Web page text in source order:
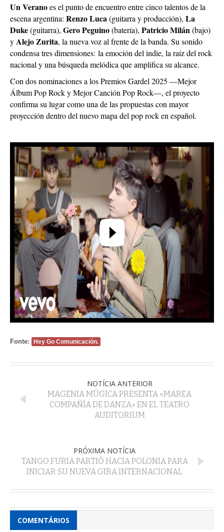
Un Veranoes el punto de encuentro entre cinco talentos de la
escena argentina: Renzo Luca(guitarra y producción), La
Duke(guitarra), Gero Peguino(batería), Patricio Milán(bajo)
yAlejo Zurita, la nueva voz al frente de la banda. Su sonido
condensa tres dimensiones: la emoción del indie, la raíz del rock
nacional y una búsqueda melódica que amplifica su alcance.
Con dos nominaciones a los Premios Gardel 2025 —Mejor
Álbum Pop Rock y Mejor Canción Pop Rock—, el proyecto
confirma su lugar como una de las propuestas con mayor
proyección dentro del nuevo mapa del pop rock en español.
Fonte: Hey Go Comunicación.
NOTÍCIA ANTERIOR
MAGENIA MÚGICA PRESENTA «MAREA
COMPAÑÍA DE DANZA» EN EL TEATRO
AUDITORIUM
PRÓXIMA NOTÍCIA
TANGO FURIA PARTIÓ HACIA POLONIA PARA
INICIAR SU NUEVA GIRA INTERNACIONAL
COMENTÁRIOS